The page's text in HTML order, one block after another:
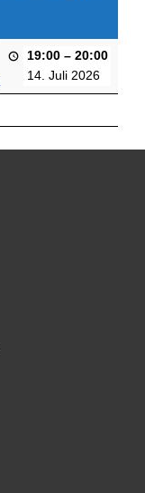
19:00 – 20:00
14. Juli 2026